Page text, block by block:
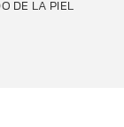
DE LA PIEL